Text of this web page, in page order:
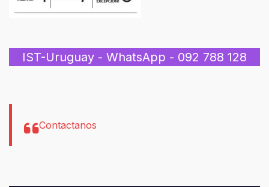
IST-Uruguay - WhatsApp - 092 788 128
Contactanos